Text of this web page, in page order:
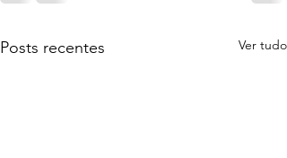
Posts recentes Ver tudo